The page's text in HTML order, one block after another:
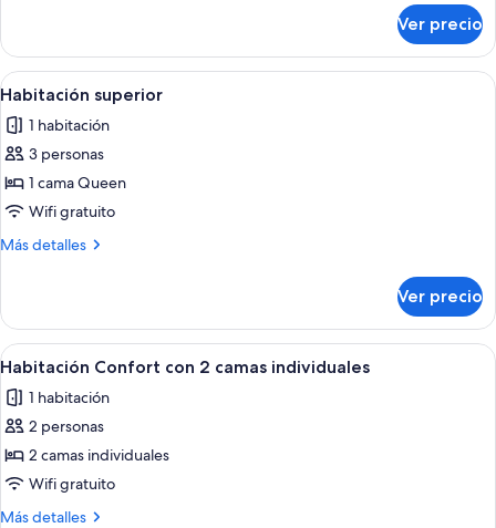
Confort
Ver precio
Abrir
todas
las
fotos
de
Habitación
superior
Un dormitorio con cama, dos
1
Habitación superior
1 habitación
3 personas
1 cama Queen
Wifi gratuito
Más detalles
Más
superior
Ver precio
Abrir
todas
las
fotos
de
Habitación
Confort
Habitación de hotel con dos camas,
1
Habitación Confort con 2 camas individuales
1 habitación
2 personas
2 camas individuales
Wifi gratuito
Más detalles
Más